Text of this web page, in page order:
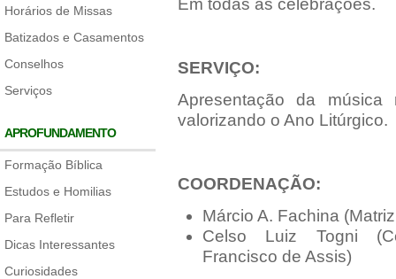
Horários de Missas
Batizados e Casamentos
Conselhos
Serviços
APROFUNDAMENTO
Formação Bíblica
Estudos e Homilias
Para Refletir
Dicas Interessantes
Curiosidades
Em todas as celebrações.
SERVIÇO:
Apresentação da música
valorizando o Ano Litúrgico.
COORDENAÇÃO:
Márcio A. Fachina
Celso Luiz Togni
Francisco de Assis)